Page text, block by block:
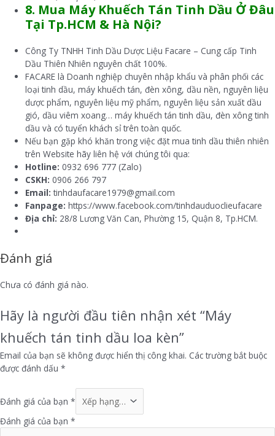
8. Mua Máy Khuếch Tán Tinh Dầu Ở Đâu
Tại Tp.HCM & Hà Nội?
Công Ty TNHH Tinh Dầu Dược Liệu Facare – Cung cấp Tinh
Dầu Thiên Nhiên nguyên chất 100%.
FACARE là Doanh nghiệp chuyên nhập khẩu và phân phối các
loại tinh dầu, máy khuếch tán, đèn xông, dầu nền, nguyên liệu
dược phẩm, nguyên liệu mỹ phẩm, nguyên liệu sản xuất dầu
gió, dầu viêm xoang… máy khuếch tán tinh dầu, đèn xông tinh
dầu và có tuyển khách sỉ trên toàn quốc.
Nếu bạn gặp khó khăn trong việc đặt mua tinh dầu thiên nhiên
trên Website hãy liên hệ với chúng tôi qua:
Hotline: 0932 696 777 (Zalo)
CSKH: 0906 266 797
Email: tinhdaufacare1979@gmail.com
Fanpage: https://www.facebook.com/tinhdauduoclieufacare
Địa chỉ: 28/8 Lương Văn Can, Phường 15, Quận 8, Tp.HCM.
Đánh giá
Chưa có đánh giá nào.
Hãy là người đầu tiên nhận xét “Máy
khuếch tán tinh dầu loa kèn”
Email của bạn sẽ không được hiển thị công khai. Các trường bắt buộc
được đánh dấu *
Đánh giá của bạn *
Đánh giá của bạn *